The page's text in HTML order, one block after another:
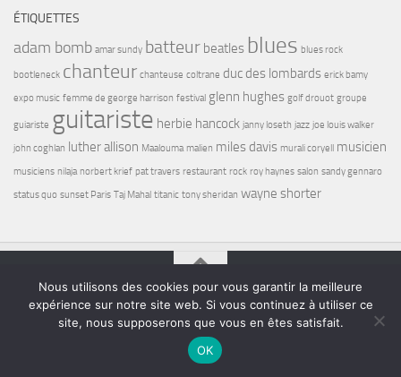
ÉTIQUETTES
adam bomb amar sundy batteur beatles blues blues rock
bootleneck chanteur chanteuse coltrane duc des lombards erick bamy
expo music femme de george harrison festival glenn hughes golf drouot groupe
guiariste guitariste herbie hancock janny loseth jazz joe louis walker
john coghlan luther allison Maalouma malien miles davis murali coryell musicien
musiciens nilaja norbert krief pat travers restaurant rock roy haynes salon sandy gennaro
status quo sunset Paris Taj Mahal titanic tony sheridan wayne shorter
Bel7 Infos © 2026. Tous droits réservés.
Fièrement propulsé par - Conçu parThème Hueman
Nous utilisons des cookies pour vous garantir la meilleure
expérience sur notre site web. Si vous continuez à utiliser ce
site, nous supposerons que vous en êtes satisfait.
OK